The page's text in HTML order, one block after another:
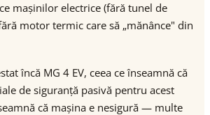
mașinilor electrice (fără tunel de
motor termic care să „mănânce" din
încă MG 4 EV, ceea ce înseamnă că
de siguranță pasivă pentru acest
că mașina e nesigură — multe